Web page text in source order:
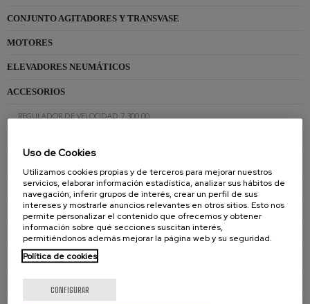
CONJUNTO AGITADORES Y TRANSVASE
MOTORES
ELEVADORES NEUMÁTICOS
ACCESORIOS
REGULADOR DE VELOCIDAD 7.300.00
AMARRE BIDÓN 7.800.00
PALETA 7.112.00
PALETA 7.113.00
MANGOS CAB.016
PALETA MN-65
Uso de Cookies
Utilizamos cookies propias y de terceros para mejorar nuestros
servicios, elaborar información estadística, analizar sus hábitos de
navegación, inferir grupos de interés, crear un perfil de sus
intereses y mostrarle anuncios relevantes en otros sitios. Esto nos
permite personalizar el contenido que ofrecemos y obtener
información sobre qué secciones suscitan interés,
permitiéndonos además mejorar la página web y su seguridad.
Política de cookies
CONFIGURAR